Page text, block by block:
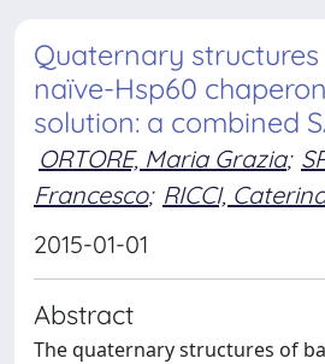
Quaternary structures
naïve-Hsp60
solution: a combined
ORTORE, Maria Grazia;
Francesco; RICCI,
2015-01-01
Abstract
The quaternary structures of